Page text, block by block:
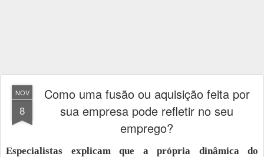
NOV
8
Como uma fusão ou aquisição feita por
sua empresa pode refletir no seu
emprego?
Especialistas explicam que a própria dinâmica do